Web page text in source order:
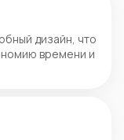
дизайн, что
времени и